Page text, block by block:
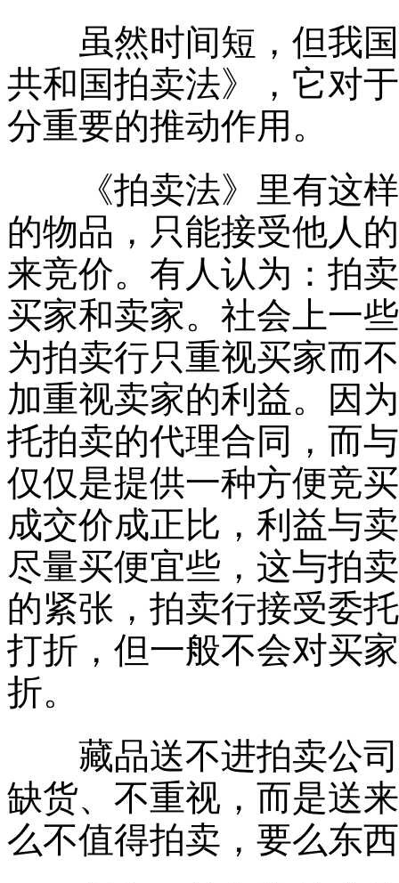
虽然时间短，但我国
共和国拍卖法》，它对
分重要的推动作用。
《拍卖法》里有这样
的物品，只能接受他人
来竞价。有人认为：拍
买家和卖家。社会上一
为拍卖行只重视买家而
加重视卖家的利益。因
托拍卖的代理合同，而
仅仅是提供一种方便竞
成交价成正比，利益与
尽量买便宜些，这与拍
的紧张，拍卖行接受委
打折，但一般不会对买
折。
藏品送不进拍卖公司
缺货、不重视，而是送
么不值得拍卖，要么东